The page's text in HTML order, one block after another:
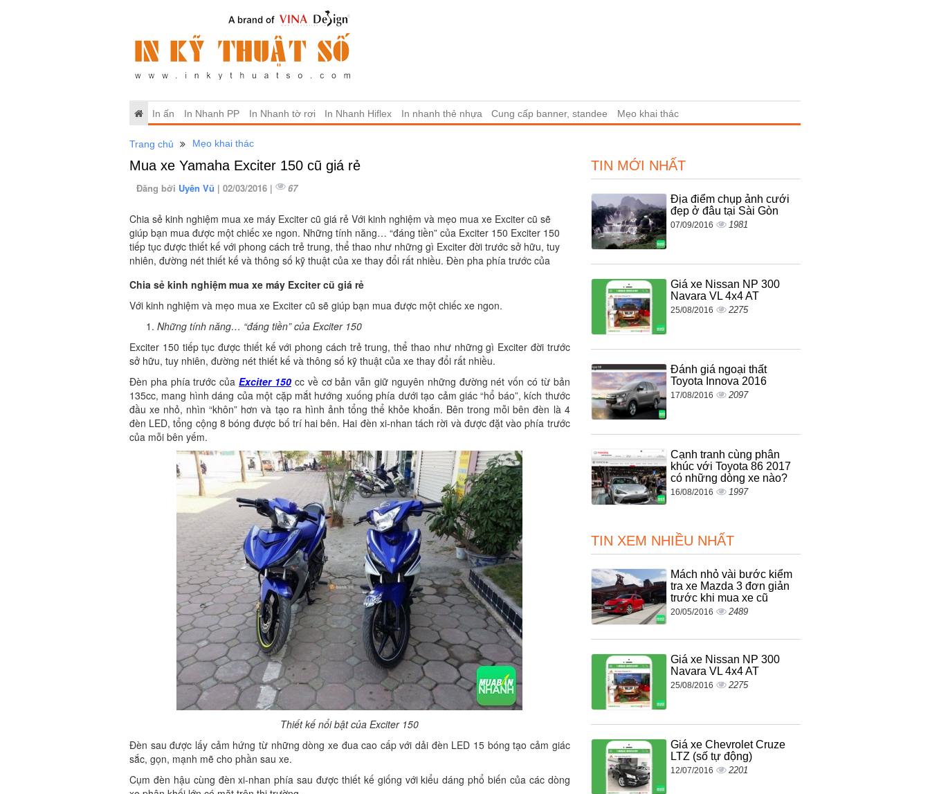
In ấn In Nhanh PP In Nhanh tờ rơi In Nhanh Hiflex In nhanh thẻ nhựa Cung cấp banner, standee Mẹo khai thác
Trang chủ Mẹo khai thác
Mua xe Yamaha Exciter 150 cũ giá rẻ
Đăng bởi Uyên Vũ | 02/03/2016 | 67
Chia sẻ kinh nghiệm mua xe máy Exciter cũ giá rẻ Với kinh nghiệm và mẹo mua xe Exciter cũ sẽ
giúp bạn mua được một chiếc xe ngon. Những tính năng… “đáng tiền” của Exciter 150 Exciter 150
tiếp tục được thiết kế với phong cách trẻ trung, thể thao như những gì Exciter đời trước sở hữu, tuy
nhiên, đường nét thiết kế và thông số kỹ thuật của xe thay đổi rất nhiều. Đèn pha phía trước của
Chia sẻ kinh nghiệm mua xe máy Exciter cũ giá rẻ
Với kinh nghiệm và mẹo mua xe Exciter cũ sẽ giúp bạn mua được một chiếc xe ngon.
Những tính năng… “đáng tiền” của Exciter 150
Exciter 150 tiếp tục được thiết kế với phong cách trẻ trung, thể thao như những gì Exciter đời trước
sở hữu, tuy nhiên, đường nét thiết kế và thông số kỹ thuật của xe thay đổi rất nhiều.
Đèn pha phía trước củaExciter 150 cc về cơ bản vẫn giữ nguyên những đường nét vốn có từ bản
135cc, mang hình dáng của một cặp mắt hướng xuống phía dưới tạo cảm giác “hổ báo”, kích thước
đầu xe nhỏ, nhìn “khôn” hơn và tạo ra hình ảnh tổng thể khỏe khoắn. Bên trong mỗi bên đèn là 4
đèn LED, tổng cộng 8 bóng được bố trí hai bên. Hai đèn xi-nhan tách rời và được đặt vào phía trước
của mỗi bên yếm.
Thiết kế nổi bật của Exciter 150
Đèn sau được lấy cảm hứng từ những dòng xe đua cao cấp với dải đèn LED 15 bóng tạo cảm giác
sắc, gọn, mạnh mẽ cho phần sau xe.
Cụm đèn hậu cùng đèn xi-nhan phía sau được thiết kế giống với kiểu dáng phổ biến của các dòng
TIN MỚI NHẤT
Địa điểm chụp ảnh cưới
đẹp ở đâu tại Sài Gòn
07/09/2016 1981
Giá xe Nissan NP 300
Navara VL 4x4 AT
25/08/2016 2275
Đánh giá ngoại thất
Toyota Innova 2016
17/08/2016 2097
Cạnh tranh cùng phân
khúc với Toyota 86 2017
có những dòng xe nào?
16/08/2016 1997
TIN XEM NHIỀU NHẤT
Mách nhỏ vài bước kiểm
tra xe Mazda 3 đơn giản
trước khi mua xe cũ
20/05/2016 2489
Giá xe Nissan NP 300
Navara VL 4x4 AT
25/08/2016 2275
Giá xe Chevrolet Cruze
LTZ (số tự động)
12/07/2016 2201